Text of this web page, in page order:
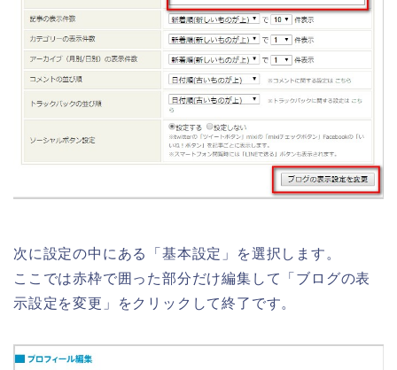
次に設定の中にある「基本設定」を選択します。
ここでは赤枠で囲った部分だけ編集して「ブログの表
示設定を変更」をクリックして終了です。